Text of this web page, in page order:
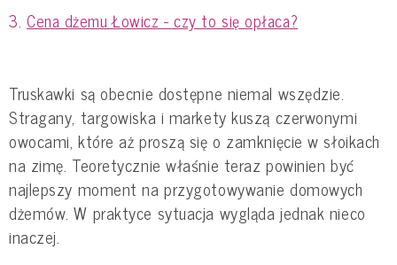
Cena dżemu Łowicz - czy to się opłaca?
Truskawki są obecnie dostępne niemal wszędzie.
Stragany, targowiska i markety kuszą czerwonymi
owocami, które aż proszą się o zamknięcie w słoikach
na zimę. Teoretycznie właśnie teraz powinien być
najlepszy moment na przygotowywanie domowych
dżemów. W praktyce sytuacja wygląda jednak nieco
inaczej.